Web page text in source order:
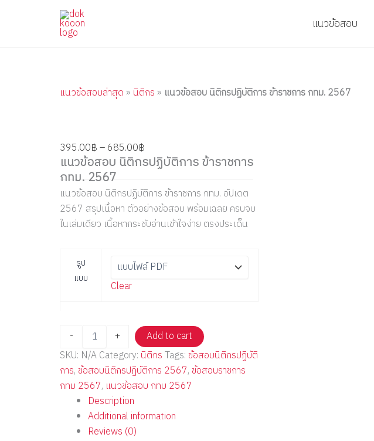
แนวข้อสอบ
แนวข้อสอบล่าสุด» นิติกร» แนวข้อสอบ นิติกรปฏิบัติการ ข้าราชการ กทม. 2567
395.00฿–685.00฿
แนวข้อสอบ นิติกรปฏิบัติการ ข้าราชการ
กทม. 2567
แนวข้อสอบ นิติกรปฏิบัติการ ข้าราชการ กทม. อัปเดต
2567 สรุปเนื้อหา ตัวอย่างข้อสอบ พร้อมเฉลย ครบจบ
ในเล่มเดียว เนื้อหากระชับอ่านเข้าใจง่าย ตรงประเด็น
รูป
แบบ
Clear
-
ข้อสอบ
นิติกร
ปฏิบัติ
2567
quantity
+
Add to cart
SKU: N/ACategory: นิติกรTags:ข้อสอบนิติกรปฏิบัติ
การ,ข้อสอบนิติกรปฏิบัติการ 2567,ข้อสอบราชการ
กทม 2567, แนวข้อสอบ กทม 2567
Description
Additional information
Reviews (0)